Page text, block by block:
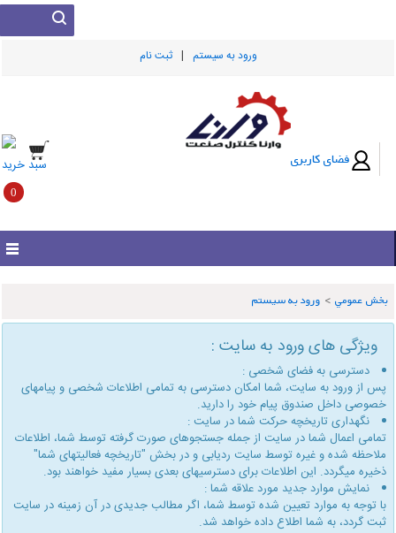
ورود به سيستم| ثبت نام
فضای کاربری سبد خرید
0
بخش عمومي> ورود به سیستم
ویژگی های ورود به سایت :
دسترسی به فضای شخصی :
پس از ورود به سایت، شما امكان دسترسی به تمامی اطلاعات شخصی و پیامهای
خصوصی داخل صندوق پیام خود را دارید.
نگهداری تاریخچه حركت شما در سایت :
تمامی اعمال شما در سایت از جمله جستجوهای صورت گرفته توسط شما، اطلاعات
ملاحظه شده و غیره توسط سایت ردیابی و در بخش "تاریخچه فعالیتهای شما"
ذخیره میگردد. این اطلاعات برای دسترسیهای بعدی بسیار مفید خواهند بود.
نمایش موارد جدید مورد علاقه شما :
با توجه به موارد تعیین شده توسط شما، اگر مطالب جدیدی در آن زمینه در سایت
ثبت گردد، به شما اطلاع داده خواهد شد.